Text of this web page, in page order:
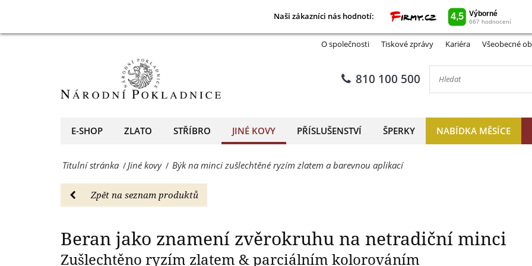
Naši zákazníci nás hodnotí:
zlatem
barevnou
aplikací
-
O společnosti Tiskové zprávy Kariéra Všeobecné
810 100 500
E-SHOP ZLATO STŘÍBRO JINÉ KOVY PŘÍSLUŠENSTVÍ ŠPERKY NABÍDKA MĚSÍCE
Titulní stránka /Jiné kovy / Býk na minci zušlechtěné ryzím zlatem a barevnou aplikací
Zpět na seznam produktů
Beran jako znamení zvěrokruhu na netradiční minci
Zušlechtěno ryzím zlatem & parciálním kolorováním
Beran jako znamení zvěrokruhu na
Naši zákazníci nás hodnotí:
barevnou
Jiné
Národní
Pokladnice
evropský